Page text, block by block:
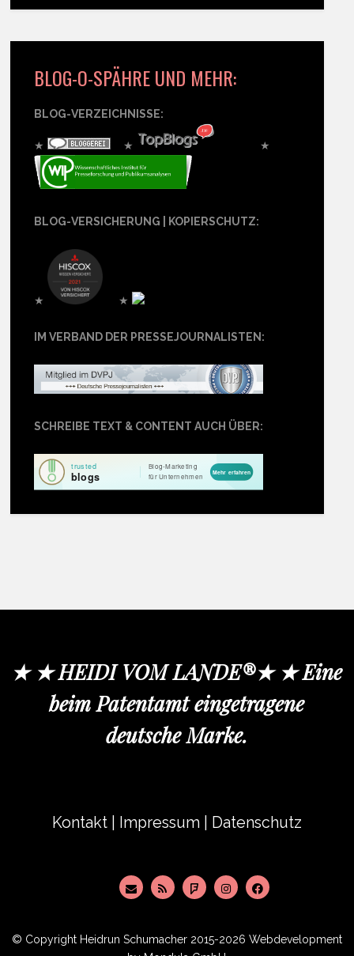
BLOG-O-SPÄHRE UND MEHR:
BLOG-VERZEICHNISSE:
★ ★ ★
BLOG-VERSICHERUNG | KOPIERSCHUTZ:
★ ★
IM VERBAND DER PRESSEJOURNALISTEN:
SCHREIBE TEXT & CONTENT AUCH ÜBER:
★ ★ HEIDI VOM LANDE®★ ★ Eine
beim Patentamt eingetragene
deutsche Marke.
Kontakt Impressum Datenschutz
© Copyright Heidrun Schumacher 2015-2026 Webdevelopment